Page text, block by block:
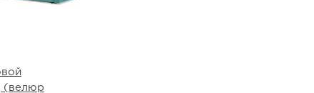
(велюр